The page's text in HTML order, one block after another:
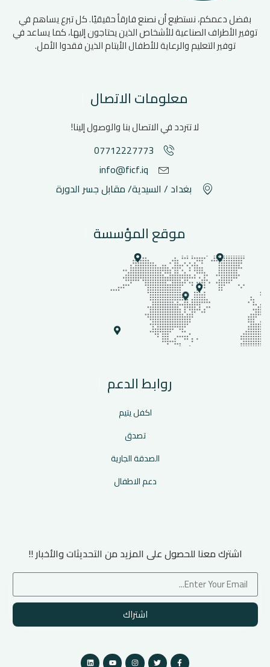
بفضل دعمكم، نستطيع أن نصنع فارقأ حقيقيًا. كل تبرع يساهم في
توفير الأطراف الصناعية للأشخاص الذين يحتاجون إليها، كما يساعد في
توفير التعليم والرعاية للأطفال الأيتام الذين فقدوا الأمل.
معلومات الاتصال
لا تتردد في الاتصال بنا والوصول إلينا!
07712227773
info@ficf.iq
بغداد / السيدية/ مقابل جسر الدورة
موقع المؤسسة
روابط الدعم
اكفل يتيم
تصدق
الصدقة الجارية
دعم الاطفال
اشترك معنا للحصول على المزيد من التحديثات والأخبار !!
اشتراك